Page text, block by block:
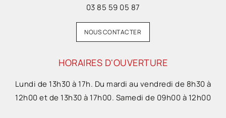
03 85 59 05 87
NOUS CONTACTER
HORAIRES D'OUVERTURE
Lundi de 13h30 à 17h. Du mardi au vendredi de 8h30 à
12h00 et de 13h30 à 17h00. Samedi de 09h00 à 12h00